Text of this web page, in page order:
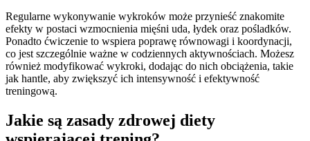
Regularne wykonywanie wykroków może przynieść znakomite
efekty w postaci wzmocnienia mięśni uda, łydek oraz pośladków.
Ponadto ćwiczenie to wspiera poprawę równowagi i koordynacji,
co jest szczególnie ważne w codziennych aktywnościach. Możesz
również modyfikować wykroki, dodając do nich obciążenia, takie
jak hantle, aby zwiększyć ich intensywność i efektywność
treningową.
Jakie są zasady zdrowej diety